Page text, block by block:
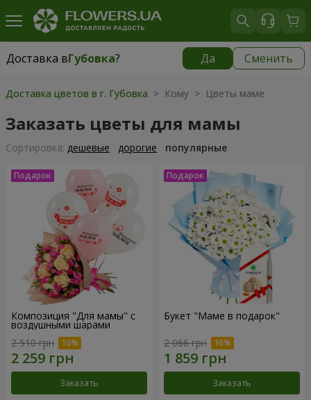
Доставка вГубовка? Да Сменить
Доставка вГубовка|
Доставка цветов в г. Губовка > Кому > Цветы маме
Заказать цветы для мамы
Cортировка: дешевые дорогие популярные
Композиция "Для мамы" с
воздушными шарами
2 510 грн
Заказать
Букет "Маме в подарок"
2 066 грн
Заказать